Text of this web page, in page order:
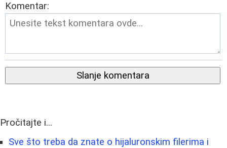
Komentar:
Slanje komentara
Pročitajte i...
Sve što treba da znate o hijaluronskim filerima i